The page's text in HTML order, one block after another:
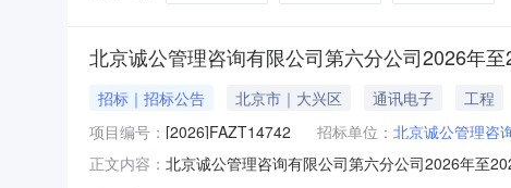
北京诚公管理咨询有限公司第六分公司2026年
招标｜招标公告 北京市｜大兴区 通讯电子 工程
项目编号： [2026]FAZT14742 招标单位： 北京诚公管理咨
正文内容： 北京诚公管理咨询有限公司第六分公司2026年至